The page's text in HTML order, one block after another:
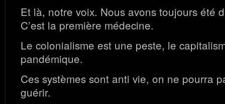
Et là, notre voix. Nous avons toujours été
C’est la première médecine.
Le colonialisme est une peste, le
pandémique.
Ces systèmes sont anti vie, on ne pourra
guérir.